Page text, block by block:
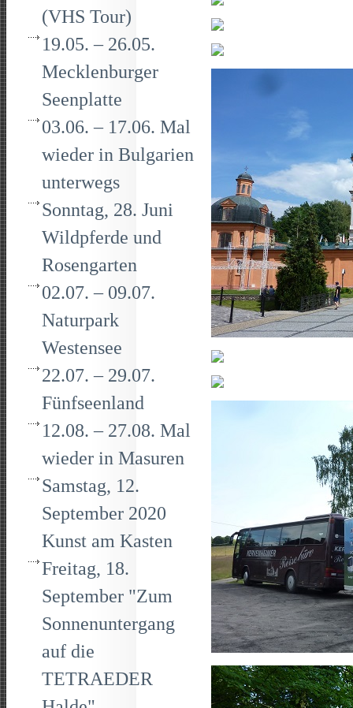
(VHS Tour)
19.05. – 26.05.
Mecklenburger
Seenplatte
03.06. – 17.06. Mal
wieder in Bulgarien
unterwegs
Sonntag, 28. Juni
Wildpferde und
Rosengarten
02.07. – 09.07.
Naturpark
Westensee
22.07. – 29.07.
Fünfseenland
12.08. – 27.08. Mal
wieder in Masuren
Samstag, 12.
September 2020
Kunst am Kasten
Freitag, 18.
September "Zum
Sonnenuntergang
auf die
TETRAEDER